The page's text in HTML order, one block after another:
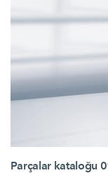
Parçalar kataloğu